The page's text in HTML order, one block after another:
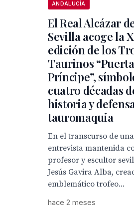
ANDALUCÍA
El Real Alcázar
Sevilla acoge la
edición de los
Taurinos
Príncipe”,
cuatro décadas
historia y
tauromaquia
En el transcurso de una
entrevista mantenida
profesor y escultor
Jesús Gavira Alba,
emblemático trofeo...
hace 2 meses